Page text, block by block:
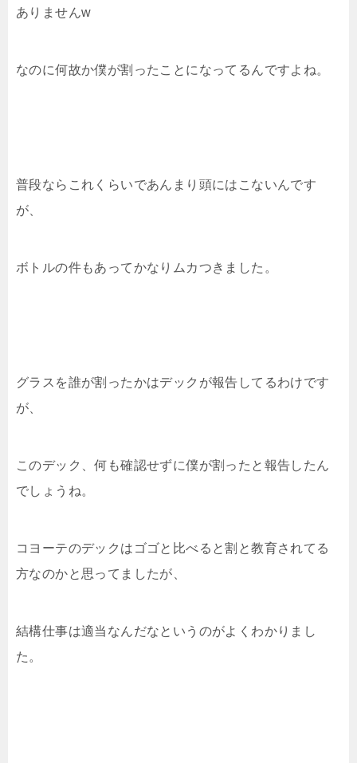
ありませんw
なのに何故か僕が割ったことになってるんですよね。
普段ならこれくらいであんまり頭にはこないんです
が、
ボトルの件もあってかなりムカつきました。
グラスを誰が割ったかはデックが報告してるわけです
が、
このデック、何も確認せずに僕が割ったと報告したん
でしょうね。
コヨーテのデックはゴゴと比べると割と教育されてる
方なのかと思ってましたが、
結構仕事は適当なんだなというのがよくわかりまし
た。